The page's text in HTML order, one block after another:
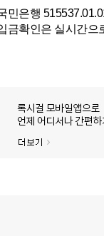
민은행
금확인은 실시간으